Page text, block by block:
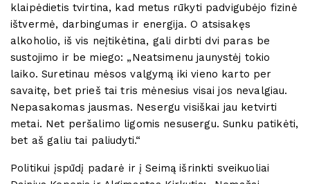
klaipėdietis tvirtina, kad metus rūkyti padvigubėjo fizinė
ištvermė, darbingumas ir energija. O atsisakęs
alkoholio, iš vis neįtikėtina, gali dirbti dvi paras be
sustojimo ir be miego: „Neatsimenu jaunystėj tokio
laiko. Suretinau mėsos valgymą iki vieno karto per
savaitę, bet prieš tai tris mėnesius visai jos nevalgiau.
Nepasakomas jausmas. Nesergu visiškai jau ketvirti
metai. Net peršalimo ligomis nesusergu. Sunku patikėti,
bet aš galiu tai paliudyti.“
Politikui įspūdį padarė ir į Seimą išrinkti sveikuoliai